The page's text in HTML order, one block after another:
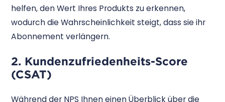
helfen, den Wert Ihres Produkts zu erkennen,
wodurch die Wahrscheinlichkeit steigt, dass sie ihr
Abonnement verlängern.
2. Kundenzufriedenheits-Score
(CSAT)
Während der NPS Ihnen einen Überblick über die